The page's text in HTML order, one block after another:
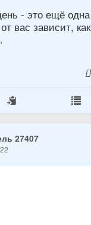
- это ещё
вас зависит,
27407